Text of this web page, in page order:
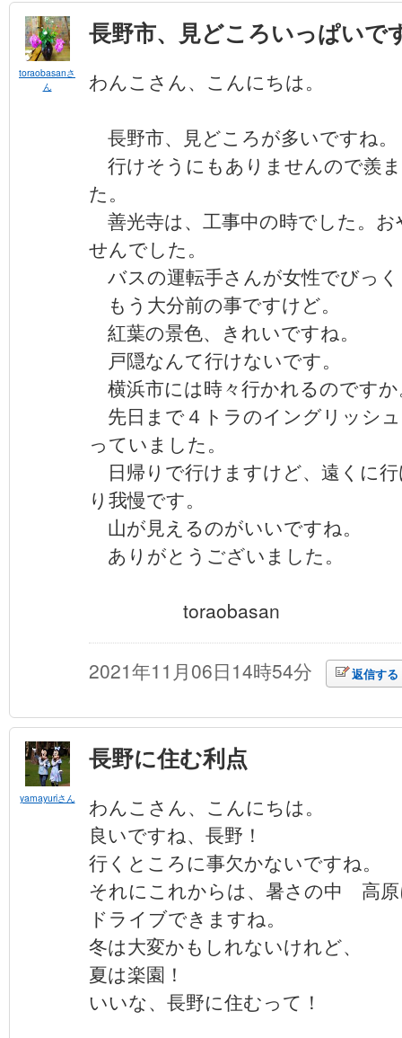
toraobasanさ
ん
長野市、見どころいっぱいで
わんこさん、こんにちは。
長野市、見どころが多いですね。
行けそうにもありませんので羨
た。
善光寺は、工事中の時でした。
せんでした。
バスの運転手さんが女性でびっ
もう大分前の事ですけど。
紅葉の景色、きれいですね。
戸隠なんて行けないです。
横浜市には時々行かれるのです
先日まで４トラのイングリッシ
っていました。
日帰りで行けますけど、遠くに
り我慢です。
山が見えるのがいいですね。
ありがとうございました。
toraobasan
2021年11月06日14時54分 返信する
yamayuriさん
長野に住む利点
わんこさん、こんにちは。
良いですね、長野！
行くところに事欠かないですね。
それにこれからは、暑さの中 高
ドライブできますね。
冬は大変かもしれないけれど、
夏は楽園！
いいな、長野に住むって！